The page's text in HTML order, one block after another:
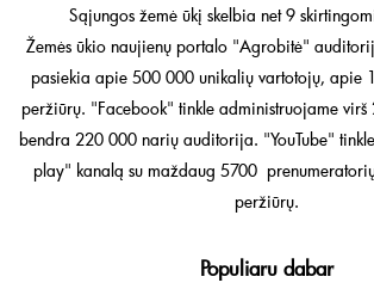
Sąjungos žemė ūkį skelbia net 9
Žemės ūkio naujienų portalo "Agrobitė"
pasiekia apie 500 000 unikalių vartotojų, apie
peržiūrų. "Facebook" tinkle administruojame
bendra 220 000 narių auditorija. "YouTube"
play" kanalą su maždaug 5700
peržiūrų.
Populiaru dabar